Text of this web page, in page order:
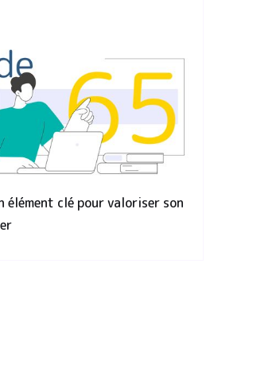
élément clé pour valoriser son